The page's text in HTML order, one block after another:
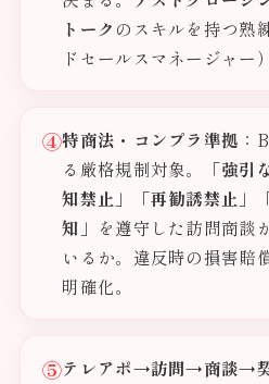
トーク のスキルを持つ熟
ドセールスマネージャー
④特商法・コンプラ準拠 ：
る厳格規制対象。
「強引
知禁止」「再勧誘禁止」
知」 を遵守した訪問商談
いるか。違反時の損害賠
明確化。
⑤テレアポ→訪問→商談→